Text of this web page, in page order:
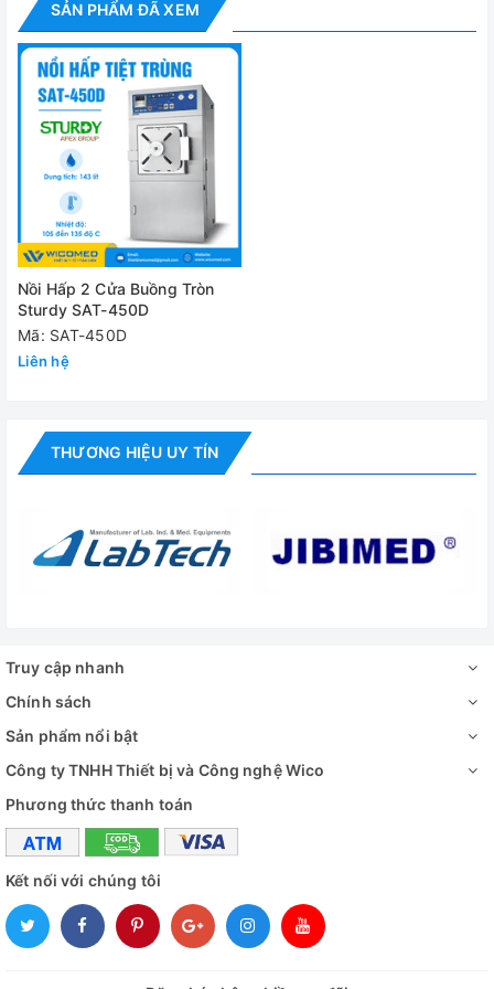
✅ Hệ thống khóa an toàn kép
✅ Chương trình chất lỏng đặc biệt
✅ Chức năng đứng
Thông số kỹ thuật
Model
Dung tích
Nhiệt độ tiệt trùng
Buồng hấp (Đường kính x Chiều sâu)
Thời gian tiệt trùng
Bộ ghi nhiệt
Màn hình điều khiển / hiển thị
Hiển thị áp suất
Nguồn điện
Công suất 7kW
Kích thước tổng thể (WxDxH)
Cung cấp bao gồm:
-Nồi Hấp Sturdy SAT-450D
- Phụ kiện tiêu chuẩn
SẢN PHẨM ĐÃ XEM
Nồi Hấp 2 Cửa Buồng Tròn
Sturdy SAT-450D
Mã: SAT-450D
Liên hệ
THƯƠNG HIỆU UY TÍN
Truy cập nhanh
Chính sách
Sản phẩm nổi bật
Công ty TNHH Thiết bị và Công nghệ Wico
Phương thức thanh toán
Kết nối với chúng tôi